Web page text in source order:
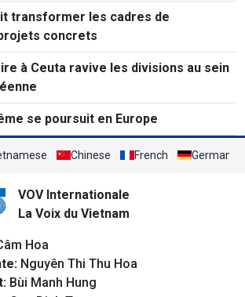
transformer les cadres de
concrets
à Ceuta ravive les divisions au sein
se poursuit en Europe
Chinese French German
VOV Internationale
La Voix du Vietnam
Hoa
Nguyên Thi Thu Hoa
Bùi Manh Hung